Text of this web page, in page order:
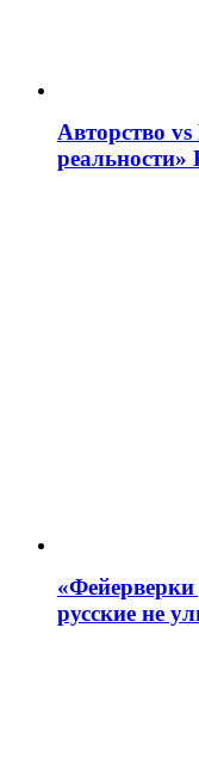
Авторство
реальности»
русские не